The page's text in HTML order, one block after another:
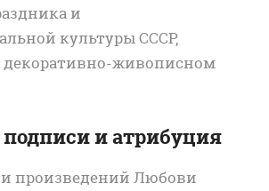
и
культуры СССР,
декоративно-живописном
и атрибуция
произведений Любови